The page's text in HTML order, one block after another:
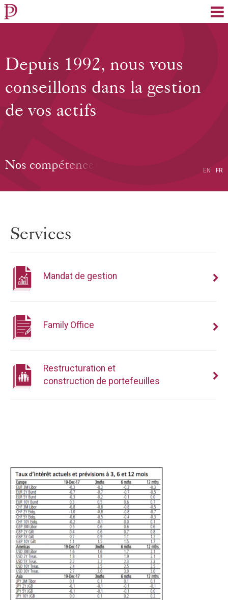
FR
EN
Services
Mandat de gestion
Family Office
Restructuration et
construction de portefeuilles